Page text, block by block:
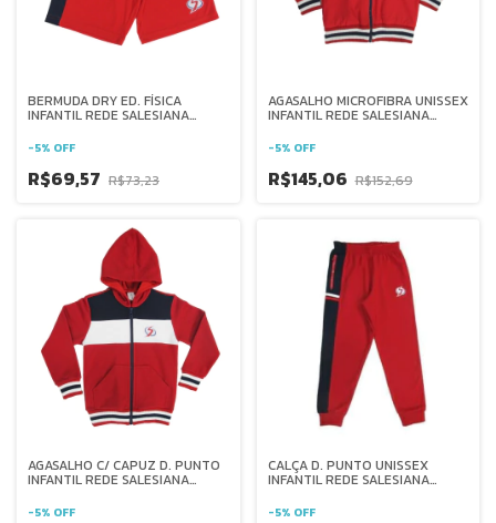
BERMUDA DRY ED. FÍSICA
INFANTIL REDE SALESIANA
-5% OFF
R$69,57 R$73,23
AGASALHO MICROFIBRA UNISSEX
INFANTIL REDE SALESIANA
-5% OFF
R$145,06 R$152,69
AGASALHO C/ CAPUZ D. PUNTO
INFANTIL REDE SALESIANA
-5% OFF
CALÇA D. PUNTO UNISSEX
INFANTIL REDE SALESIANA
-5% OFF